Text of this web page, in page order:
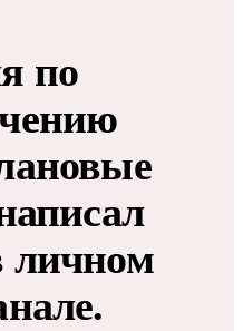
по
личном